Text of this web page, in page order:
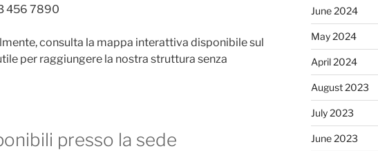
456 7890
consulta la mappa interattiva disponibile sul
per raggiungere la nostra struttura senza
presso la sede
June 2024
May 2024
April 2024
August 2023
July 2023
June 2023